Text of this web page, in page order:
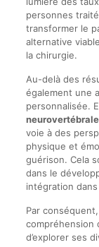
personnes
transformer le
alternative
la chirurgie.
Au-delà des
également une
personnalisée.
neurovertébrale
voie à des
physique et
guérison. Cela
dans le
intégration
Par
compréhension
d’explorer ses